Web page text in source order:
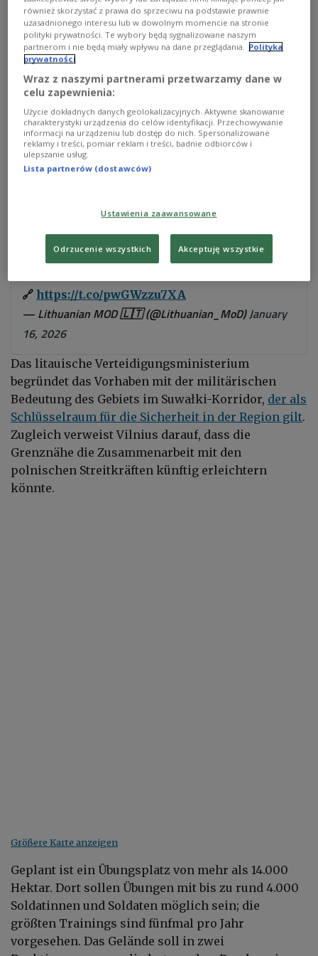
Die Verteidigungsministerien Polens und Litauens
sprechen heute (16.01.) in Warschau unter anderem
über den geplanten Bau eines neuen litauischen
Militärübungsplatzes nahe der polnischen Grenze.
Der Standort ist in Kopciowo vorgesehen.
💬 Speaking to @Le_Figaro , 🇱🇹 Viceminister
@Godliauskassaid securing the Suwałki
👉🏻 He stressed 🇱🇹 is strengthening its
and surveillance to deter Russian threats.
🔗 https://t.co/pwGWzzu7XA
— Lithuanian MOD 🇱🇹 (@Lithuanian_MoD)January
16, 2026
Das litauische Verteidigungsministerium
begründet das Vorhaben mit der militärischen
Bedeutung des Gebiets im Suwałki-Korridor, der als
Schlüsselraum für die Sicherheit in der Region gilt.
Zugleich verweist Vilnius darauf, dass die
Grenznähe die Zusammenarbeit mit den
polnischen Streitkräften künftig erleichtern
könnte.
Größere Karte anzeigen
Geplant ist ein Übungsplatz von mehr als 14.000
Hektar. Dort sollen Übungen mit bis zu rund 4.000
Soldatinnen und Soldaten möglich sein; die
größten Trainings sind fünfmal pro Jahr
vorgesehen. Das Gelände soll in zwei
również skorzystać z prawa do sprzeciwu na podstawie prawnie
uzasadnionego interesu lub w dowolnym momencie na stronie
polityki prywatności. Te wybory będą sygnalizowane naszym
partnerom i nie będą miały wpływu na dane przeglądania. Polityka
prywatności
Wraz z naszymi partnerami przetwarzamy dane w
celu zapewnienia:
Użycie dokładnych danych geolokalizacyjnych. Aktywne skanowanie
charakterystyki urządzenia do celów identyfikacji. Przechowywanie
informacji na urządzeniu lub dostęp do nich. Spersonalizowane
reklamy i treści, pomiar reklam i treści, badnie odbiorców i
ulepszanie usług.
Lista partnerów (dostawców)
Ustawienia zaawansowane
Odrzucenie wszystkich Akceptuję wszystkie